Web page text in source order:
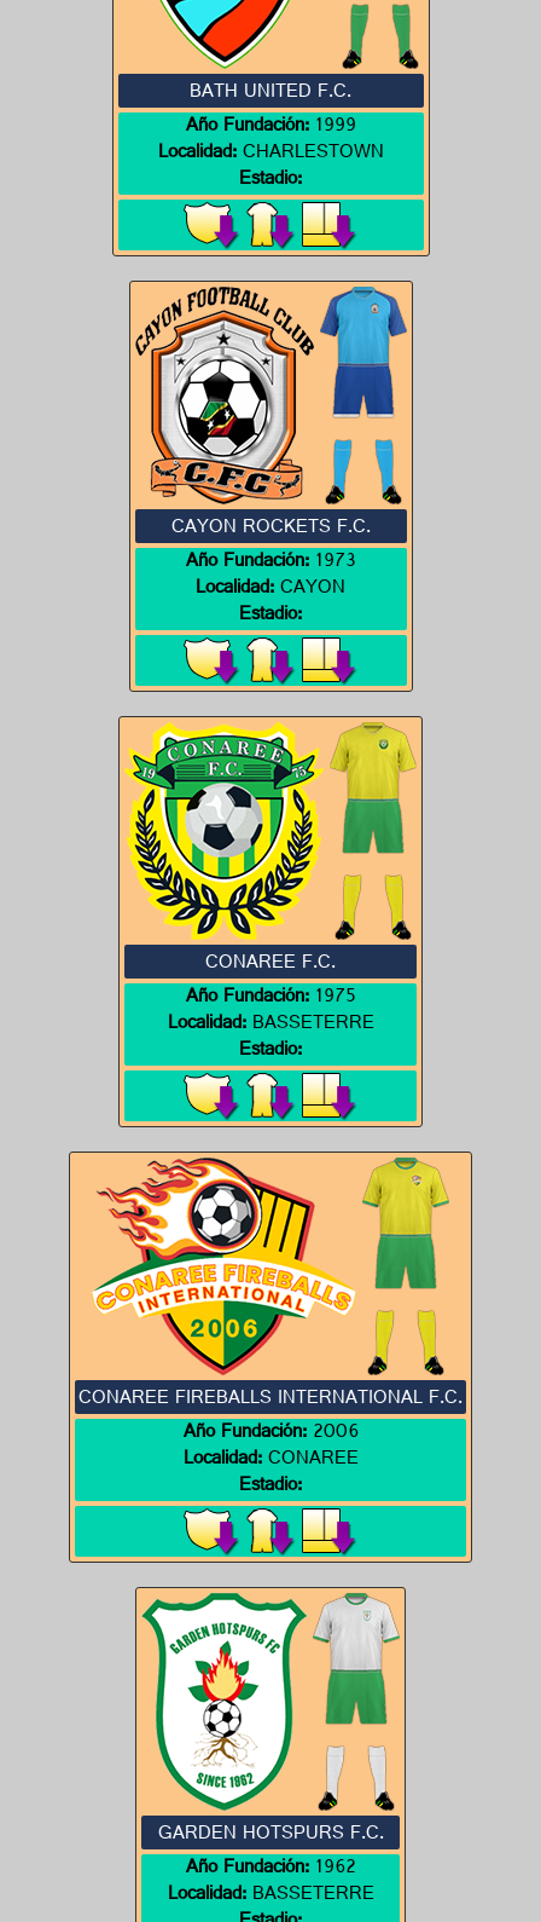
BATH UNITED F.C.
Año Fundación:1999
Localidad:CHARLESTOWN
Estadio:
CAYON ROCKETS F.C.
Año Fundación:1973
Localidad:CAYON
Estadio:
CONAREE F.C.
Año Fundación:1975
Localidad:BASSETERRE
Estadio:
CONAREE FIREBALLS INTERNATIONAL F.C.
Año Fundación:2006
Localidad:CONAREE
Estadio:
GARDEN HOTSPURS F.C.
Año Fundación:1962
Localidad:BASSETERRE